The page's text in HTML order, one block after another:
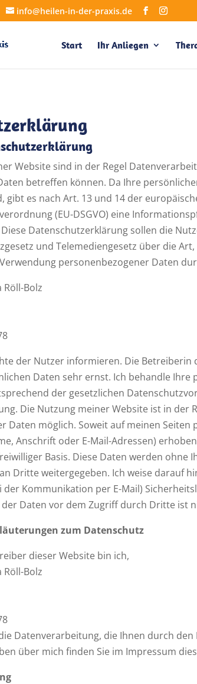
info@heilen-in-der-praxis.de
Start Ihr Anliegen
Website sind in der Regel
betreffen können. Da Ihre
gibt es nach Art. 13 und 14 der
(EU-DSGVO) eine
Datenschutzerklärung sollen die
und Telemediengesetz über die
personenbezogener Daten
Röll-Bolz
der Nutzer informieren. Die Betreiberin
Daten sehr ernst. Ich behandle Ihre
der gesetzlichen
Die Nutzung meiner Website ist in der
Daten möglich. Soweit auf meinen Seiten
Anschrift oder E-Mail-Adressen)
Basis. Diese Daten werden ohne
Dritte weitergegeben. Ich weise darauf
der Kommunikation per E-Mail)
Daten vor dem Zugriff durch Dritte ist
zum Datenschutz
dieser Website bin ich,
Röll-Bolz
Datenverarbeitung, die Ihnen durch den
über mich finden Sie im Impressum